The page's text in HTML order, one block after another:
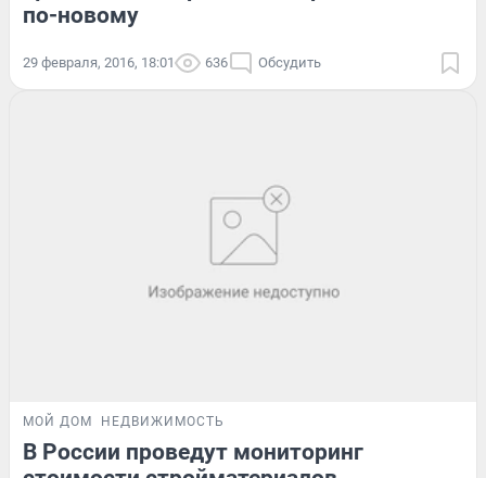
по-новому
29 февраля, 2016, 18:01 636 Обсудить
МОЙ ДОМ НЕДВИЖИМОСТЬ
В России проведут мониторинг